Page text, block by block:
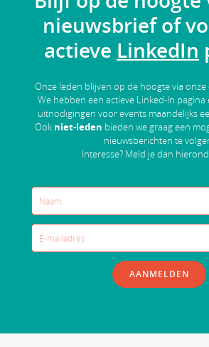
nieuwsbrief of
actieve LinkedIn
Onze leden blijven op de hoogte via
We hebben een actieve Linked-In
uitnodigingen voor events maandelijks
Ook niet-leden bieden we graag een
nieuwsberichten te
Interesse? Meld je dan
AANMELDEN